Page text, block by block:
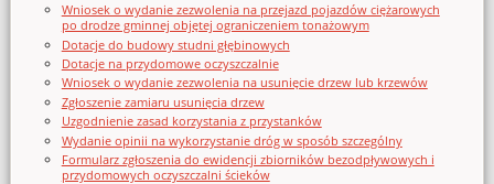
Wniosek o wydanie zezwolenia na przejazd pojazdów ciężarowych
po drodze gminnej objętej ograniczeniem tonażowym
Dotacje do budowy studni głębinowych
Dotacje na przydomowe oczyszczalnie
Wniosek o wydanie zezwolenia na usunięcie drzew lub krzewów
Zgłoszenie zamiaru usunięcia drzew
Uzgodnienie zasad korzystania z przystanków
Wydanie opinii na wykorzystanie dróg w sposób szczególny
Formularz zgłoszenia do ewidencji zbiorników bezodpływowych i
przydomowych oczyszczalni ścieków